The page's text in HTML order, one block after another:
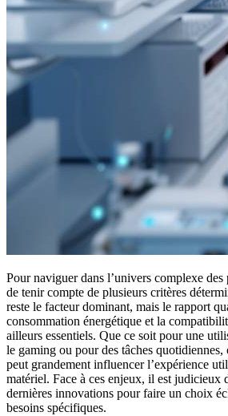
Pour naviguer dans l’univers complexe
de tenir compte de plusieurs critères
reste le facteur dominant, mais le rapport
consommation énergétique et la
ailleurs essentiels. Que ce soit pour une
le gaming ou pour des tâches
peut grandement influencer l’expérience
matériel. Face à ces enjeux, il est judicieux
dernières innovations pour faire un choix
besoins spécifiques.